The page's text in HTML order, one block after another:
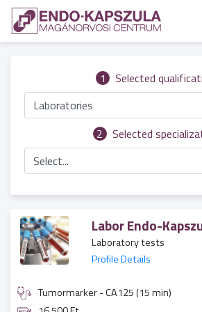
1 Selected
Laboratories
2
Selected
Select...
Labor Endo-
Laboratory tests
Profile Details
Tumormarker - CA125 (15 min)